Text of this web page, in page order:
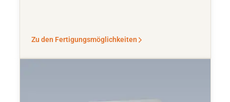
Zu den Fertigungsmöglichkeiten